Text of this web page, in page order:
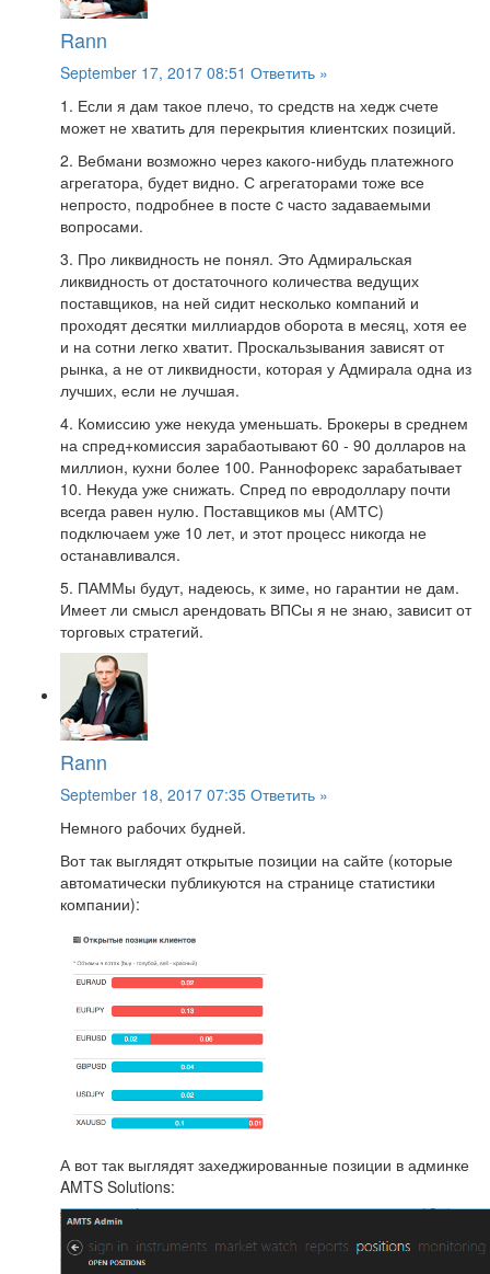
Rann
September 17, 2017 08:51 Ответить »
1. Если я дам такое плечо, то средств на хедж счете
может не хватить для перекрытия клиентских позиций.
2. Вебмани возможно через какого-нибудь платежного
агрегатора, будет видно. С агрегаторами тоже все
непросто, подробнее в посте c часто задаваемыми
вопросами.
3. Про ликвидность не понял. Это Адмиральская
ликвидность от достаточного количества ведущих
поставщиков, на ней сидит несколько компаний и
проходят десятки миллиардов оборота в месяц, хотя ее
и на сотни легко хватит. Проскальзывания зависят от
рынка, а не от ликвидности, которая у Адмирала одна из
лучших, если не лучшая.
4. Комиссию уже некуда уменьшать. Брокеры в среднем
на спред+комиссия зарабаотывают 60 - 90 долларов на
миллион, кухни более 100. Раннофорекс зарабатывает
10. Некуда уже снижать. Спред по евродоллару почти
всегда равен нулю. Поставщиков мы (АМТС)
подключаем уже 10 лет, и этот процесс никогда не
останавливался.
5. ПАММы будут, надеюсь, к зиме, но гарантии не дам.
Имеет ли смысл арендовать ВПСы я не знаю, зависит от
торговых стратегий.
Rann
September 18, 2017 07:35 Ответить »
Немного рабочих будней.
Вот так выглядят открытые позиции на сайте (которые
автоматически публикуются на странице статистики
компании):
А вот так выглядят захеджированные позиции в админке
AMTS Solutions: